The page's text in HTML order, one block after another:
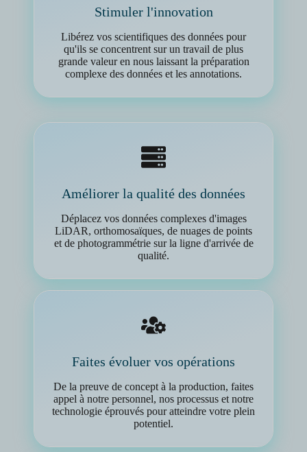
Stimuler l'innovation
Libérez vos scientifiques des données pour
qu'ils se concentrent sur un travail de plus
grande valeur en nous laissant la préparation
complexe des données et les annotations.
Améliorer la qualité des données
Déplacez vos données complexes d'images
LiDAR, orthomosaïques, de nuages de points
et de photogrammétrie sur la ligne d'arrivée de
qualité.
Faites évoluer vos opérations
De la preuve de concept à la production, faites
appel à notre personnel, nos processus et notre
technologie éprouvés pour atteindre votre plein
potentiel.